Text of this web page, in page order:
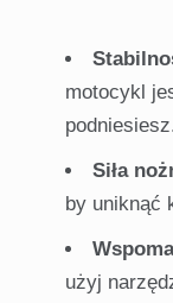
motocykl
Siła
by uniknąć
użyj